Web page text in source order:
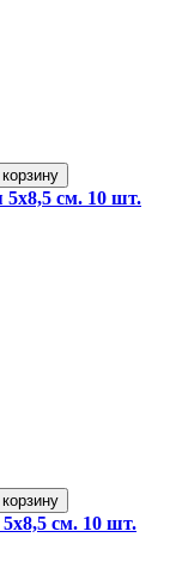
см. 10 шт.
см. 10 шт.